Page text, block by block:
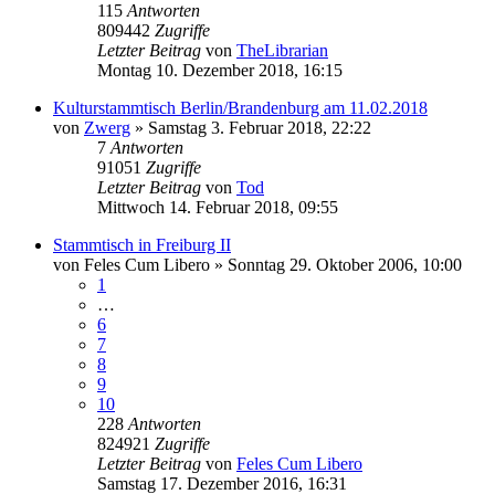
115 Antworten
809442 Zugriffe
Letzter Beitrag von TheLibrarian
Montag 10. Dezember 2018, 16:15
Kulturstammtisch Berlin/Brandenburg am 11.02.2018
von Zwerg » Samstag 3. Februar 2018, 22:22
7 Antworten
91051 Zugriffe
Letzter Beitrag von Tod
Mittwoch 14. Februar 2018, 09:55
Stammtisch in Freiburg II
von Feles Cum Libero » Sonntag 29. Oktober 2006, 10:00
1
…
6
7
8
9
10
228 Antworten
824921 Zugriffe
Letzter Beitrag von Feles Cum Libero
Samstag 17. Dezember 2016, 16:31